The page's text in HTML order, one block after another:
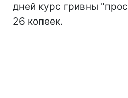
дней курс гривны
26 копеек.